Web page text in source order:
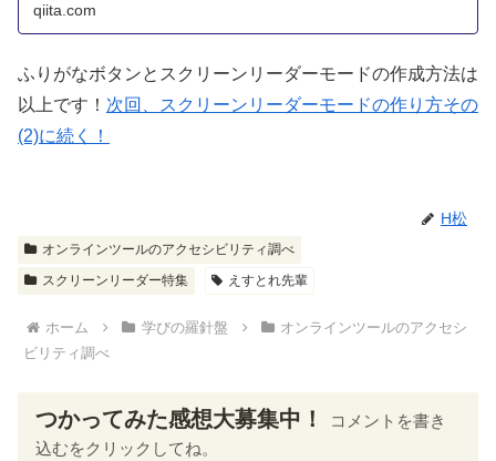
qiita.com
ふりがなボタンとスクリーンリーダーモードの作成方法は
以上です！ 次回 、スクリーンリーダーモードの作り 方その
(2)に続 く！
H松
オンラインツールのアクセシビリティ調べ
スクリーンリーダー特集
えすとれ先輩
ホーム 学びの羅針盤
オンラインツールのアクセシ
ビリティ調べ
つかってみた感想大募集中！
コメントを書き
込むをクリックしてね。